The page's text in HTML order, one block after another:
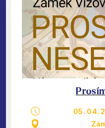
05. 04.